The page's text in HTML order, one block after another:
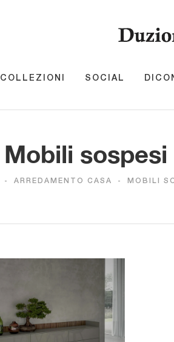
COLLEZIONI SOCIAL
Mobili
- ARREDAMENTO CASA - MOBILI